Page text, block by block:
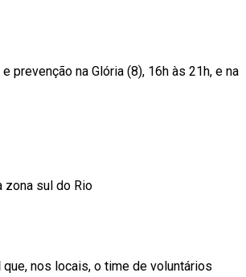
prevenção na Glória (8), 16h às 21h, e na
zona sul do Rio
que, nos locais, o time de voluntários